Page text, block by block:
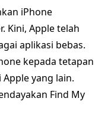
iPhone
Kini, Apple telah
aplikasi bebas.
kepada tetapan
yang lain.
Find My